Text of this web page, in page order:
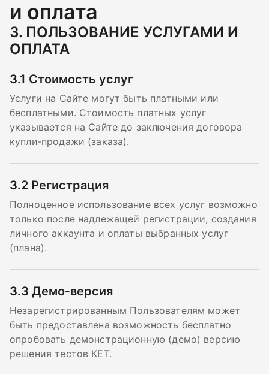
и оплата
3. ПОЛЬЗОВАНИЕ УСЛУГАМИ И
ОПЛАТА
3.1 Стоимость услуг
Услуги на Сайте могут быть платными или
бесплатными. Стоимость платных услуг
указывается на Сайте до заключения договора
купли‑продажи (заказа).
3.2 Регистрация
Полноценное использование всех услуг возможно
только после надлежащей регистрации, создания
личного аккаунта и оплаты выбранных услуг
(плана).
3.3 Демо‑версия
Незарегистрированным Пользователям может
быть предоставлена возможность бесплатно
опробовать демонстрационную (демо) версию
решения тестов КЕТ.